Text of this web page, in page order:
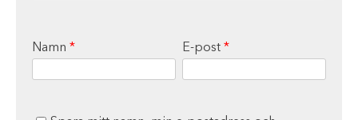
Namn * E-post *